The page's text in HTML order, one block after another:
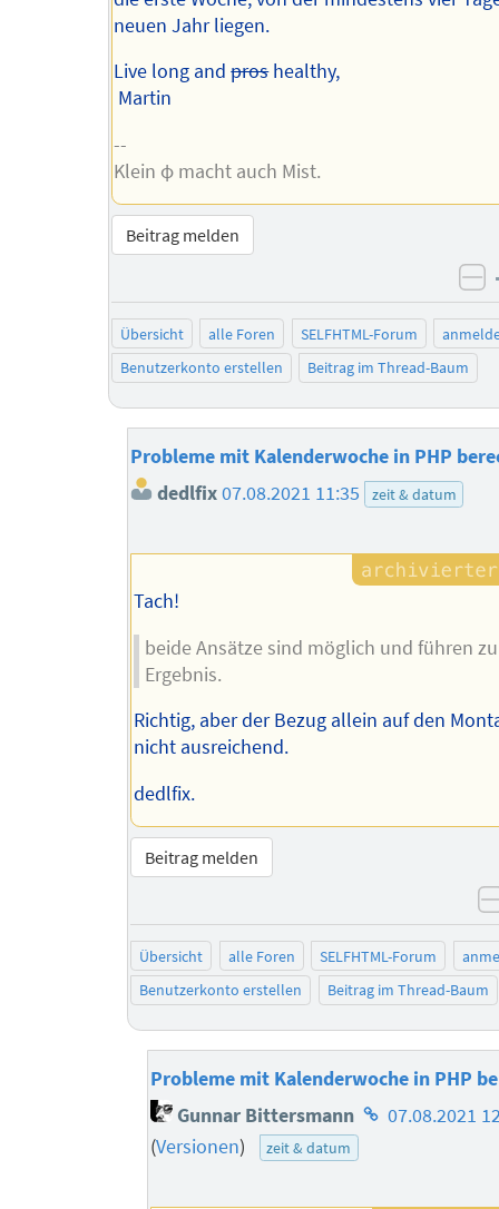
neuen Jahr liegen.
Live long andproshealthy,
Martin
--
Klein φ macht auch Mist.
Beitrag melden
Übersicht alle Foren SELFHTML-Forum
Benutzerkonto erstellen
Beitrag im Thread-Baum
Probleme mit Kalenderwoche in PHP
dedlfix07.08.2021 11:35 zeit & datum
Tach!
beide Ansätze sind möglich und führen
Ergebnis.
Richtig, aber der Bezug allein auf den
nicht ausreichend.
dedlfix.
Beitrag melden
Übersicht alle Foren SELFHTML-Forum
Benutzerkonto erstellen
Beitrag im Thread-Baum
Probleme mit Kalenderwoche in PHP
Gunnar Bittersmann Homepage
des
07.08.2021
(Versionen) zeit & datum